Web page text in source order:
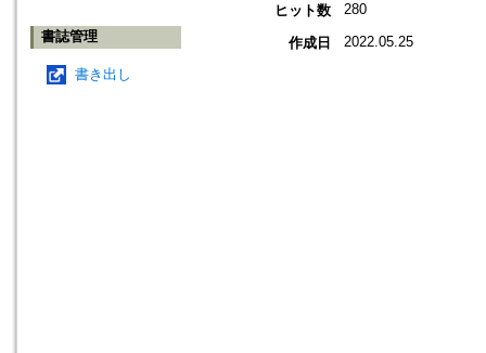
書誌管理
書き出し
ヒット数
280
作成日 2022.05.25